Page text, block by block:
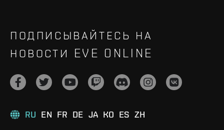
ПОДПИСЫВАЙТЕСЬ НА
НОВОСТИ EVE ONLINE
RU EN FR DE JA KO ES ZH